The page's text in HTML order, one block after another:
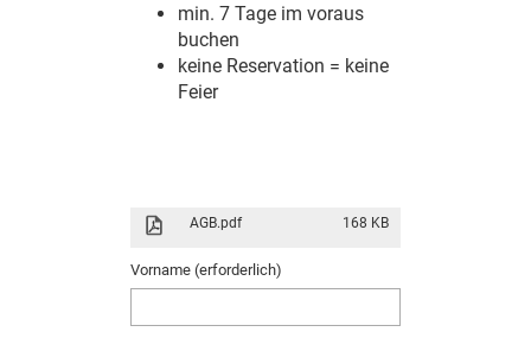
min. 7 Tage im voraus
buchen
keine Reservation = keine
Feier
AGB.pdf 168 KB
Vorname (erforderlich)